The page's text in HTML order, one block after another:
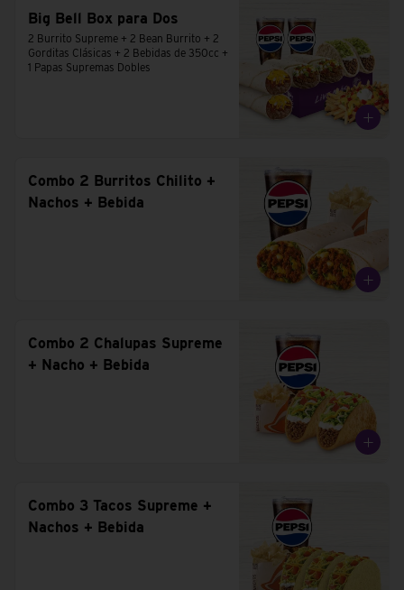
Big Bell Box para Dos
2 Burrito Supreme + 2 Bean Burrito + 2
Gorditas Clásicas + 2 Bebidas de 350cc +
1 Papas Supremas Dobles
Combo 2 Burritos Chilito +
Nachos + Bebida
Combo 2 Chalupas Supreme
+ Nacho + Bebida
Combo 3 Tacos Supreme +
Nachos + Bebida